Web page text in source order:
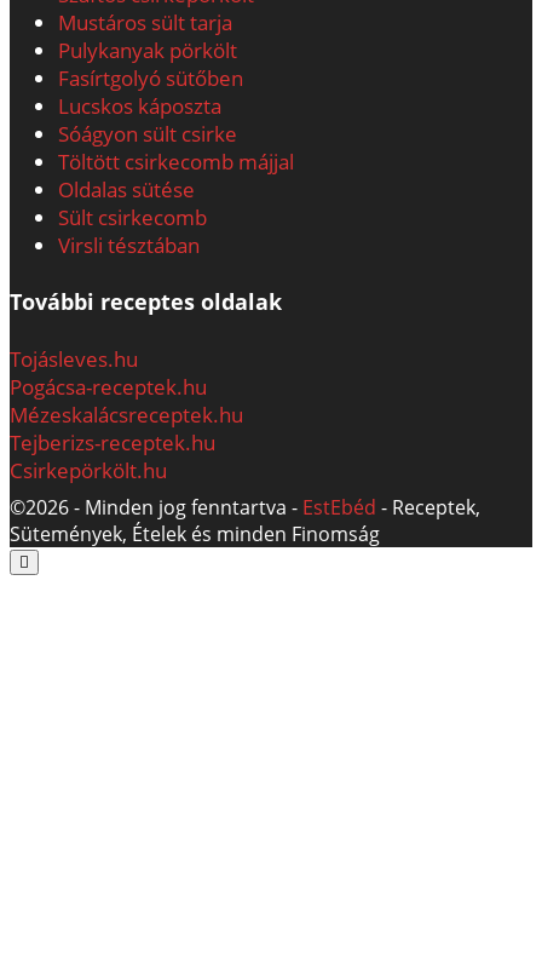
Mustáros sült tarja
Pulykanyak pörkölt
Fasírtgolyó sütőben
Lucskos káposzta
Sóágyon sült csirke
Töltött csirkecomb májjal
Oldalas sütése
Sült csirkecomb
Virsli tésztában
További receptes oldalak
Tojásleves.hu
Pogácsa-receptek.hu
Mézeskalácsreceptek.hu
Tejberizs-receptek.hu
Csirkepörkölt.hu
©2026 - Minden jog fenntartva - EstEbéd - Receptek,
Sütemények, Ételek és minden Finomság
Scroll
to